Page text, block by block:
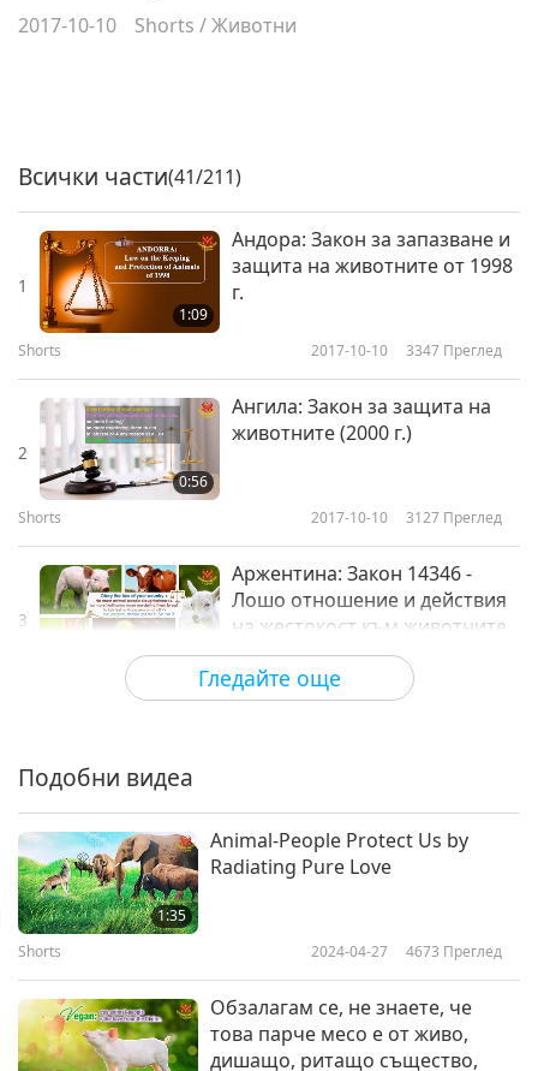
2017-10-10 Shorts /Животни
Гледайте още
Всички части(41/211)
1
1:09
Андора: Закон за запазване и
защита на животните от 1998
г.
Shorts 2017-10-10 3347 Преглед
2
0:56
Ангила: Закон за защита на
животните (2000 г.)
Shorts 2017-10-10 3127 Преглед
3
Аржентина: Закон 14346 -
Лошо отношение и действия
на жестокост към животните
2017-10-10 3345
4
1:08
Shorts 2017-10-10 3456Преглед
5
1:27
Shorts 2017-10-10 3262Преглед
Подобни видеа
1:35
Animal-People Protect Us by
Radiating Pure Love
Shorts 2024-04-27 4673 Преглед
Обзалагам се, не знаете, че
това парче месо е от живо,
дишащо, ритащо същество,